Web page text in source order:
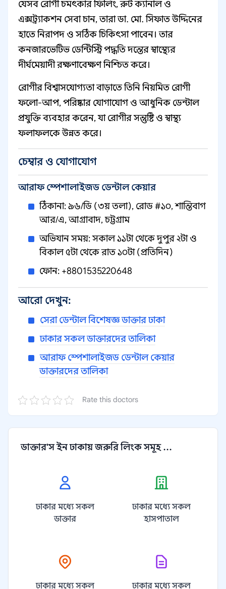
যেসব রোগী চমৎকার ফিলিং, রুট ক্যানাল ও
এক্সট্র্যাকশন সেবা চান, তারা ডা. মো. সিফাত উদ্দিনের
হাতে নিরাপদ ও সঠিক চিকিৎসা পাবেন। তার
কনজারভেটিভ ডেন্টিস্ট্রি পদ্ধতি দন্তের স্বাস্থ্যের
দীর্ঘমেয়াদী রক্ষণাবেক্ষণ নিশ্চিত করে।
রোগীর বিশ্বাসযোগ্যতা বাড়াতে তিনি নিয়মিত রোগী
ফলো‑আপ, পরিষ্কার যোগাযোগ ও আধুনিক ডেন্টাল
প্রযুক্তি ব্যবহার করেন, যা রোগীর সন্তুষ্টি ও স্বাস্থ্য
ফলাফলকে উন্নত করে।
চেম্বার ও যোগাযোগ
আরাফ স্পেশালাইজড ডেন্টাল কেয়ার
ঠিকানা: ৯৬/ডি (৩য় তলা), রোড #১০, শান্তিবাগ
আর/এ, আগ্রাবাদ, চট্টগ্রাম
অভিযান সময়: সকাল ১১টা থেকে দুপুর ২টা ও
বিকাল ৫টা থেকে রাত ১০টা (প্রতিদিন)
ফোন: +8801535220648
আরো দেখুন:
সেরা ডেন্টাল বিশেষজ্ঞ ডাক্তার ঢাকা
ঢাকার সকল ডাক্তারদের তালিকা
আরাফ স্পেশালাইজড ডেন্টাল কেয়ার
ডাক্তারদের তালিকা
Rate this doctors
ডাক্তার'স ইন ঢাকায় জরুরি লিংক সমূহ ...
ঢাকার মধ্যে সকল
ডাক্তার
ঢাকার মধ্যে সকল
হাসপাতাল
ঢাকার মধ্যে সকল ঢাকার মধ্যে সকল